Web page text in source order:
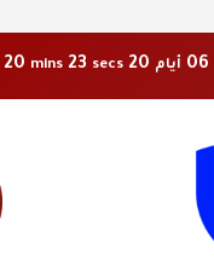
06 أيام 20
20 mins 21 secs